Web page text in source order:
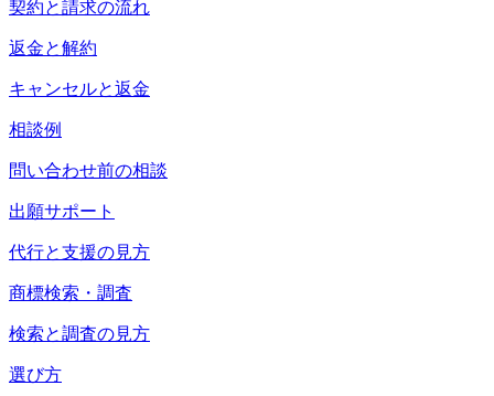
契約と請求の流れ
返金と解約
キャンセルと返金
相談例
問い合わせ前の相談
出願サポート
代行と支援の見方
商標検索・調査
検索と調査の見方
選び方